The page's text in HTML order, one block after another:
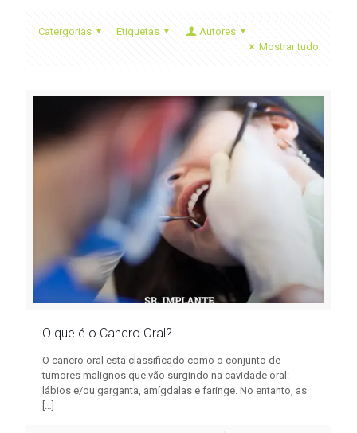
Catergorias Etiquetas
Autores
Mostrar tudo
O que é o Cancro Oral?
O cancro oral está classificado como o conjunto de
tumores malignos que vão surgindo na cavidade oral:
lábios e/ou garganta, amígdalas e faringe. No entanto, as
[…]